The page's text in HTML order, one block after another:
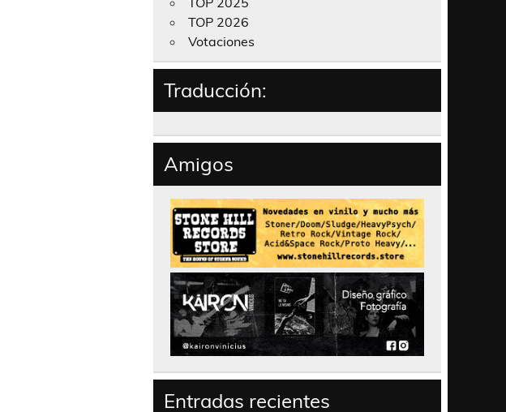
TOP 2026
Votaciones
Traducción:
Amigos
Entradas recientes